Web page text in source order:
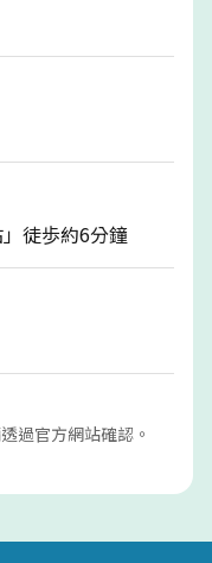
徒歩約6分鐘
過官方網站確認。